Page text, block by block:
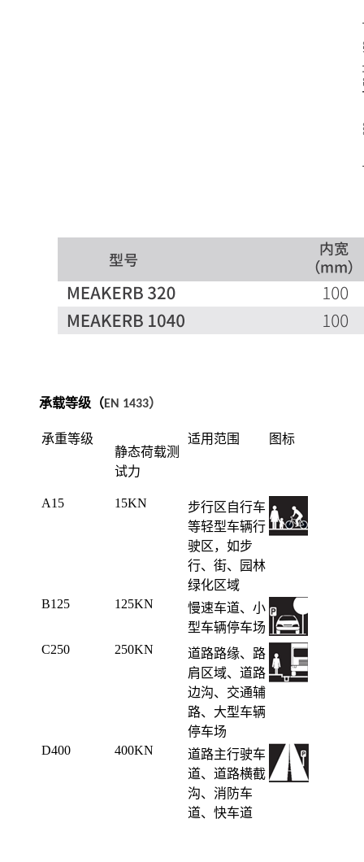
承载等级（ EN 1433）
承重等级
静态荷载测
试力
适用范围 图标
A15 15KN
步行区自行车
等轻型车辆行
驶区，如步
行、街、园林
绿化区域
B125
125KN
慢速车道、小
型车辆停车场
C250
250KN
道路路缘、路
肩区域、道路
边沟、交通辅
路、大型车辆
停车场
D400
400KN
道路主行驶车
道、道路横截
沟、消防车
道、快车道